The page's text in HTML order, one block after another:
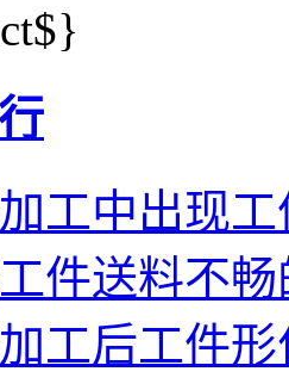
工中出现
件送料不
工后工件